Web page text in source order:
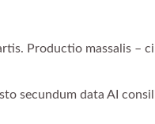
Productio massalis –
secundum data AI